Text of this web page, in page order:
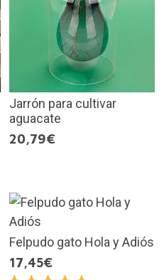
Jarrón para cultivar
aguacate
20,79€
Felpudo gato Hola y Adiós
17,45€